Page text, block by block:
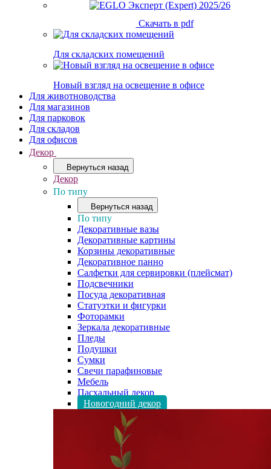
Скачать в pdf
Для складских помещений
Новый взгляд на освещение в офисе
Для животноводства
Для магазинов
Для парковок
Для складов
Для офисов
Декор
Вернуться назад
Декор
По типу
Вернуться назад
По типу
Декоративные вазы
Декоративные картины
Корзины декоративные
Декоративное панно
Салфетки для сервировки (плейсмат)
Подсвечники
Посуда декоративная
Статуэтки и фигурки
Фоторамки
Зеркала декоративные
Пледы
Подушки
Сумки
Свечи парафиновые
Мебель
Пасхальный декор
Новогодний декор